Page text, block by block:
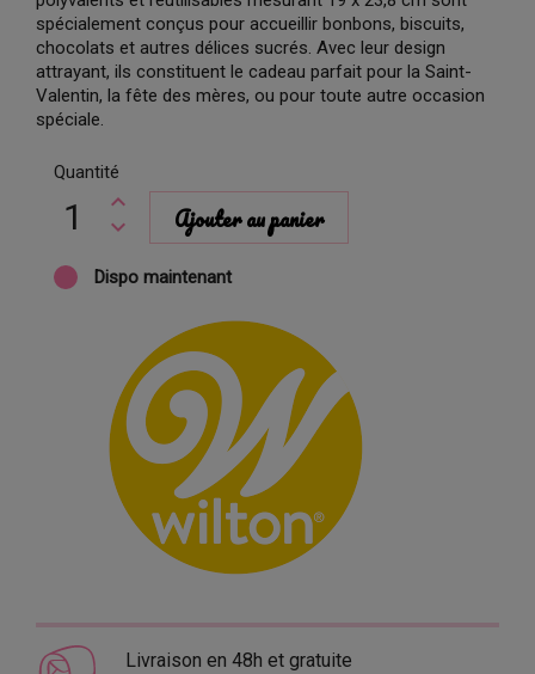
spécialement conçus pour accueillir bonbons, biscuits,
chocolats et autres délices sucrés. Avec leur design
attrayant, ils constituent le cadeau parfait pour la Saint-
Valentin, la fête des mères, ou pour toute autre occasion
spéciale.
Quantité
Ajouter au panier
Dispo maintenant
Livraison en 48h et gratuite